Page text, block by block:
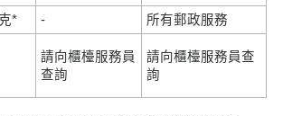
*
-
所有郵政服務
請向櫃檯服務員
查詢
請向櫃檯服務員查
詢